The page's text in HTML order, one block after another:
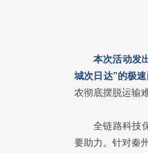
本次活动发
城次日达”的极速
农彻底摆脱运输
全链路科技
要助力。针对秦